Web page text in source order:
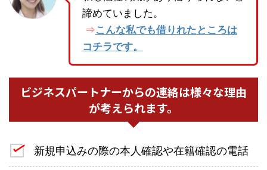
諦めていました。
⇒ こんな私でも借りれたところは
コチラです。
ビジネスパートナーからの連絡は様々な理由
が考えられます。
新規申込みの際の本人確認や在籍確認の電話